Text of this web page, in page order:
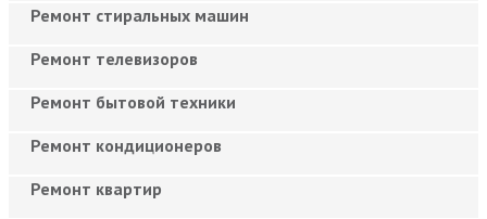
Ремонт стиральных машин
Ремонт телевизоров
Ремонт бытовой техники
Ремонт кондиционеров
Ремонт квартир